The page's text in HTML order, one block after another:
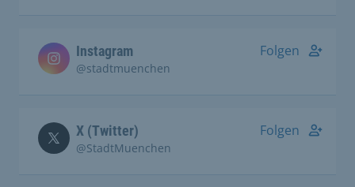
Instagram
@stadtmuenchen
Folgen
X (Twitter)
@StadtMuenchen
Folgen